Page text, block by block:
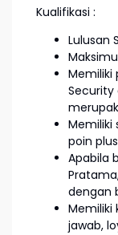
Kualifikasi :
Lulusan
Memiliki
Memiliki
poin plus
Apabila
dengan
Memiliki
jawab,